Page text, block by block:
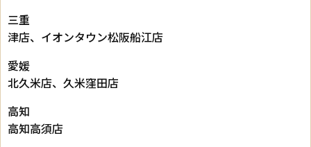
三重
津店、イオンタウン松阪船江店
愛媛
北久米店、久米窪田店
高知
高知高須店